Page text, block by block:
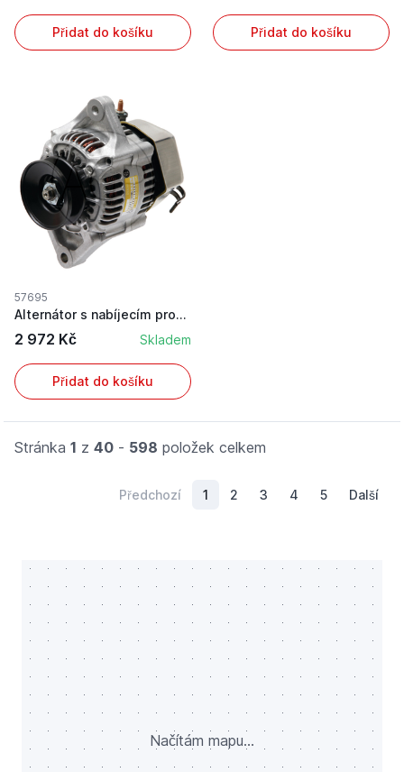
Přidat do košíku Přidat do košíku
57695
Alternátor s nabíjecím proudem 40 A a napětím 1...
2 972 Kč Skladem
Přidat do košíku
Stránka 1 z 40 - 598 položek celkem
Předchozí 1 2 3 4 5 Další
Načítám mapu...